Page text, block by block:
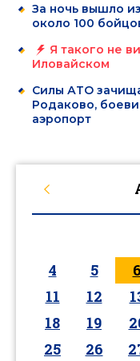
За ночь вышло
около 100
Я такого не
Иловайском
Силы АТО
Родаково,
аэропорт
4
5 6
11
12
18
19
25
26